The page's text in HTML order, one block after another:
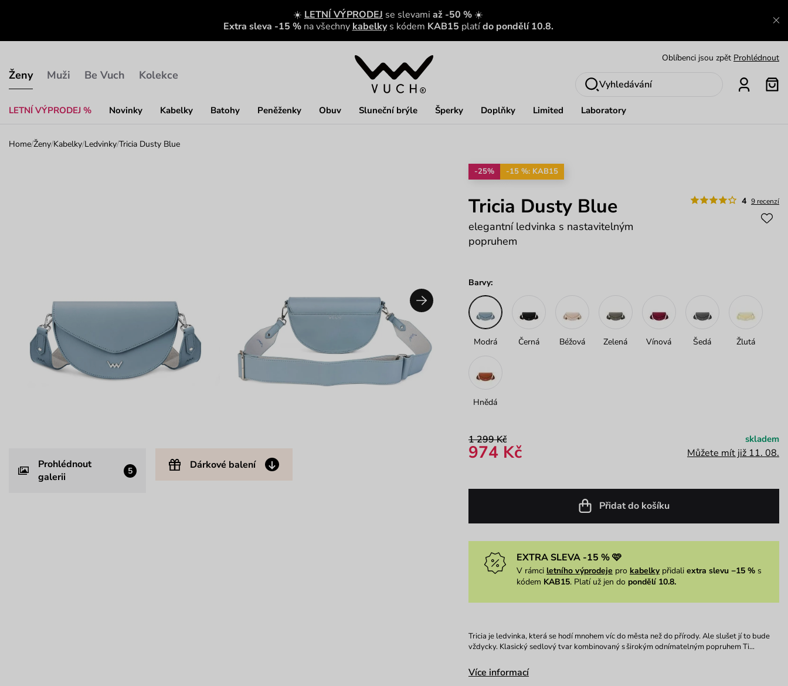
☀️ LETNÍ VÝPRODEJ se slevami až -50 % ☀️
Extra sleva -15 % na všechny kabelky s kódem KAB15 platído pondělí 10.8.
Ženy
LETNÍ VÝPRODEJ % Novinky Kabelky Batohy Peněženky Obuv Sluneční brýle Šperky Doplňky Limited Laboratory
Muži Be Vuch Kolekce
Nech se inspirovat Ukázat
Vyhledávání
Home/Ženy/Kabelky/Ledvinky/Tricia Dusty Blue
Prohlédnout
galerii
5 Dárkové balení
-25% -15 %: KAB15
4 9 recenzí
Tricia Dusty Blue
elegantní ledvinka s nastavitelným
popruhem
Barvy:
Modrá Černá Béžová Zelená Vínová Šedá Žlutá
Hnědá
1 299 Kč
974 Kč
skladem
Můžete mít již 11. 08.
Přidat do košíku
EXTRA SLEVA -15 % 🩷
V rámci letního výprodeje pro kabelkypřidali extra slevu −15 %s
kódem KAB15. Platí už jen do pondělí 10.8.
Tricia je ledvinka, která se hodí mnohem víc do města než do přírody. Ale slušet jí to bude
vždycky. Klasický sedlový tvar kombinovaný s širokým odnímatelným popruhem Ti…
Více informací